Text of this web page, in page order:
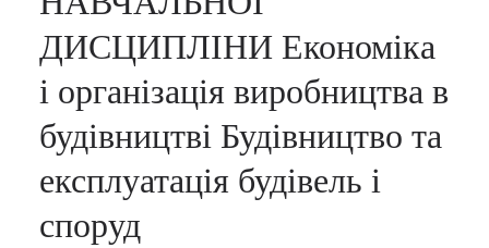
ДИСЦИПЛІНИ Економіка
і організація виробництва в
будівництві Будівництво та
експлуатація будівель і
споруд